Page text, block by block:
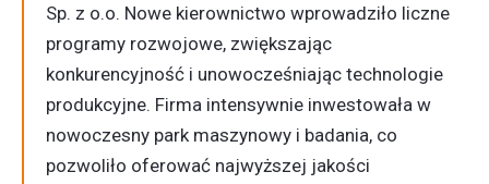
Sp. z o.o. Nowe kierownictwo wprowadziło liczne
programy rozwojowe, zwiększając
konkurencyjność i unowocześniając technologie
produkcyjne. Firma intensywnie inwestowała w
nowoczesny park maszynowy i badania, co
pozwoliło oferować najwyższej jakości